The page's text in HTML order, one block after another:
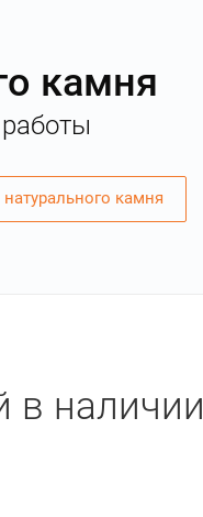
камня
камня
в наличии